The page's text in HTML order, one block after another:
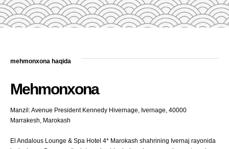
mehmonxona haqida
Mehmonxona
Manzil: Avenue President Kennedy Hivernage, Ivernage, 40000
Marrakesh, Marokash
El Andalous Lounge & Spa Hotel 4* Marokash shahrining Ivernaj rayonida